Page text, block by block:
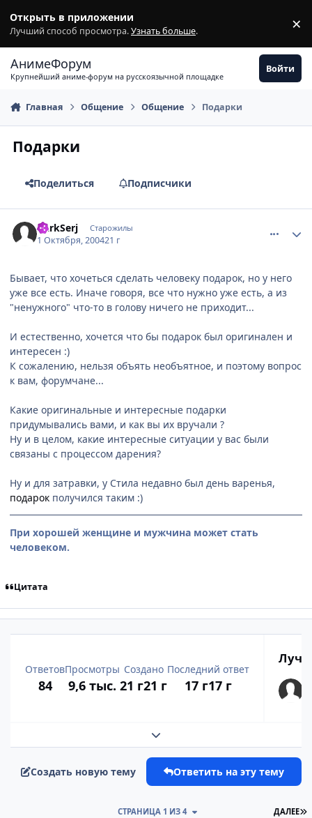
Открыть в приложении
Лучший способ просмотра.Узнать больше. ×
АнимеФорум
Крупнейший аниме-форум на русскоязычной площадке
Войти
Главная Общение Общение Подарки
Подарки
Поделиться Подписчики
DarkSerj Старожилы
1 Октября, 200421 г
Бывает, что хочеться сделать человеку подарок, но у него
уже все есть. Иначе говоря, все что нужно уже есть, а из
"ненужного" что-то в голову ничего не приходит...
И естественно, хочется что бы подарок был оригинален и
интересен :)
К сожалению, нельзя объять необъятное, и поэтому вопрос
к вам, форумчане...
Какие оригинальные и интересные подарки
придумывались вами, и как вы их вручали ?
Ну и в целом, какие интересные ситуации у вас были
связаны с процессом дарения?
Ну и для затравки, у Стила недавно был день варенья,
подарок получился таким :)
При хорошей женщине и мужчина может стать
человеком.
Цитата
Ответов
84
Просмотры
9,6 тыс.
Создано
21 г21 г
Последний ответ
17 г17 г
Развернуть обзор темы
Создать новую тему Ответить на эту тему
ДАЛЕЕ
СТРАНИЦА 1 ИЗ 4